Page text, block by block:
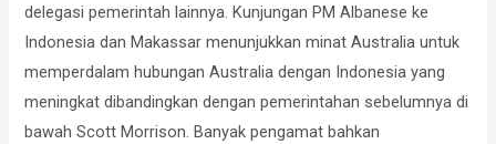
delegasi pemerintah lainnya. Kunjungan PM Albanese ke
Indonesia dan Makassar menunjukkan minat Australia untuk
memperdalam hubungan Australia dengan Indonesia yang
meningkat dibandingkan dengan pemerintahan sebelumnya di
bawah Scott Morrison. Banyak pengamat bahkan